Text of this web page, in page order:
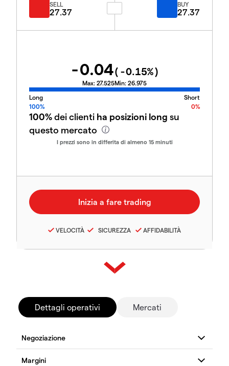
SELL
27.37
BUY
27.37
-0.04( -0.15%)
Max: 27.525Min: 26.975
Long
Short
100%
0%
100%dei clienti ha posizioni long su
questo mercato
I prezzi sono in differita di almeno 15 minuti
VELOCITÀ SICUREZZA AFFIDABILITÀ
Dettagli operativi Mercati